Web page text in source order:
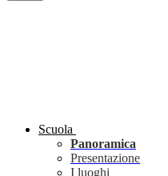
Scuola
Panoramica
Presentazione
I luoghi